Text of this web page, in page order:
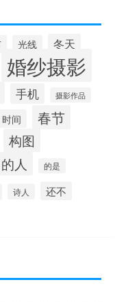
光线 冬天
婚纱摄影
手机 摄影作品
时间 春节
构图
的人 的是
诗人
还不